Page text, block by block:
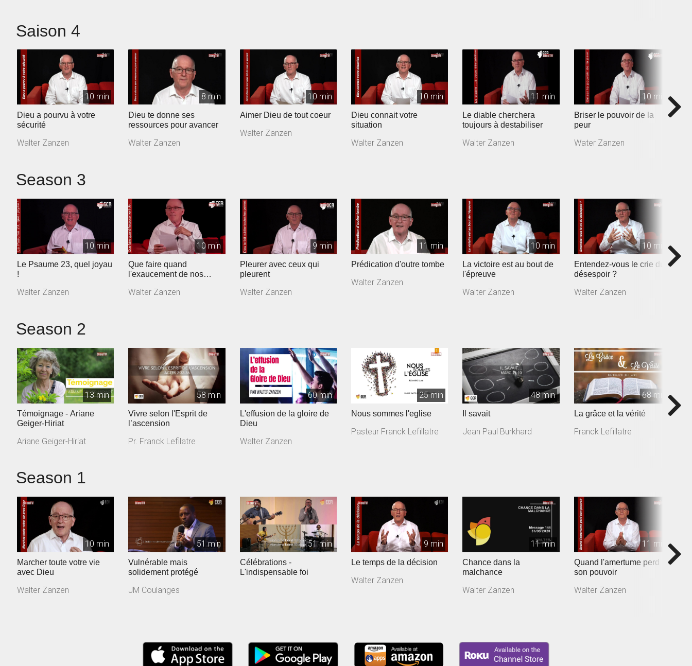
Saison 4
10 min
Dieu a pourvu à votre
sécurité
Walter Zanzen
8 min
Dieu te donne ses
ressources pour avancer
Walter Zanzen
10 min
Aimer Dieu de tout coeur
Walter Zanzen
10 min
Dieu connait votre
situation
Walter Zanzen
11 min
Le diable cherchera
toujours à destabiliser
Walter Zanzen
10 min
Briser le pouvoir de la
peur
Water Zanzen
Season 3
10 min
Le Psaume 23, quel joyau
!
Walter Zanzen
10 min
Que faire quand
l'exaucement de nos
Walter Zanzen
9 min
Pleurer avec ceux qui
pleurent
Walter Zanzen
11 min
Prédication d'outre tombe
Walter Zanzen
10 min
La victoire est au bout de
l'épreuve
Walter Zanzen
10 min
Entendez-vous le crie du
désespoir ?
Walter Zanzen
Season 2
13 min
Témoignage - Ariane
Geiger-Hiriat
Ariane Geiger-Hiriat
58 min
Vivre selon l'Esprit de
l’ascension
Pr. Franck Lefilatre
60 min
L'effusion de la gloire de
Dieu
Walter Zanzen
25 min
Nous sommes l'eglise
Pasteur Franck Lefillatre
48 min
Il savait
Jean Paul Burkhard
68 min
La grâce et la vérité
Franck Lefillatre
Season 1
10 min
Marcher toute votre vie
avec Dieu
Walter Zanzen
51 min
Vulnérable mais
solidement protégé
JM Coulanges
51 min
Célébrations -
L'indispensable foi
9 min
Le temps de la décision
Walter Zanzen
11 min
Chance dans la
malchance
Walter Zanzen
11 min
Quand l'amertume perd
son pouvoir
Walter Zanzen